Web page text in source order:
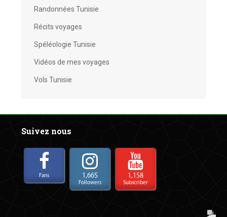
Randonnées Tunisie
Récits voyages
Spéléologie Tunisie
Vidéos de mes voyages
Vols Tunisie
Suivez nous
Fans 1,665
Followers
1,158
Subscriber